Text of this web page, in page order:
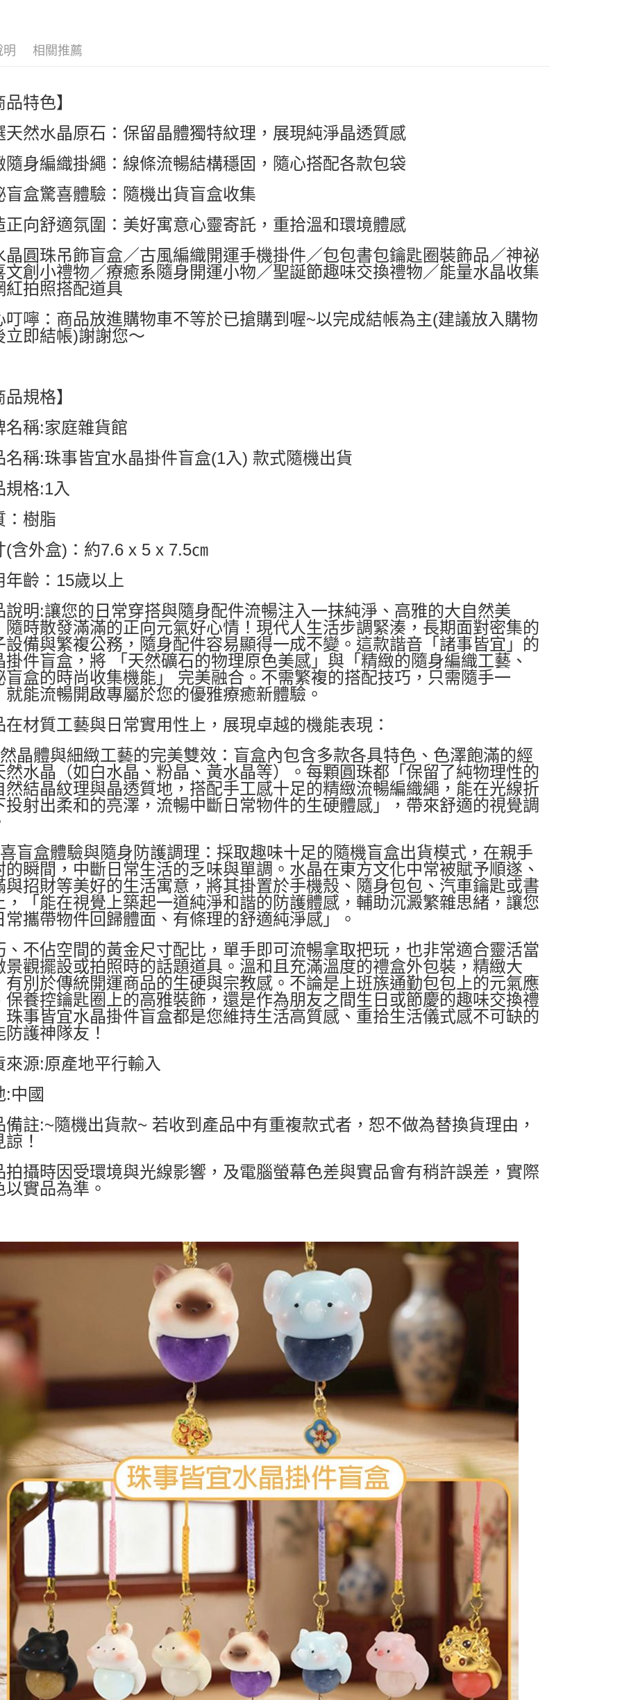
7-11付款取貨
付款後7-11取貨
宅配
每筆NT$80，滿NT$799(含以上)免運費
國家/地區配送0330 查看運費
明 相關推薦
品特色】
天然水晶原石：保留晶體獨特紋理，展現純淨晶透質感
隨身編織掛繩：線條流暢結構穩固，隨心搭配各款包袋
盲盒驚喜體驗：隨機出貨盲盒收集
正向舒適氛圍：美好寓意心靈寄託，重拾溫和環境體感
晶圓珠吊飾盲盒／古風編織開運手機掛件／包包書包鑰匙圈裝飾品／神祕
文創小禮物／療癒系隨身開運小物／聖誕節趣味交換禮物／能量水晶收集
紅拍照搭配道具
叮嚀：商品放進購物車不等於已搶購到喔~以完成結帳為主(建議放入購物
立即結帳)謝謝您～
品規格】
名稱:家庭雜貨館
名稱:珠事皆宜水晶掛件盲盒(1入) 款式隨機出貨
規格:1入
：樹脂
(含外盒)：約7.6 x 5 x 7.5㎝
年齡：15歲以上
說明:讓您的日常穿搭與隨身配件流暢注入一抹純淨、高雅的大自然美
隨時散發滿滿的正向元氣好心情！現代人生活步調緊湊，長期面對密集的
設備與繁複公務，隨身配件容易顯得一成不變。這款諧音「諸事皆宜」的
掛件盲盒，將 「天然礦石的物理原色美感」與「精緻的隨身編織工藝、
盲盒的時尚收集機能」 完美融合。不需繁複的搭配技巧，只需隨手一
就能流暢開啟專屬於您的優雅療癒新體驗。
在材質工藝與日常實用性上，展現卓越的機能表現：
晶體與細緻工藝的完美雙效：盲盒內包含多款各具特色、色澤飽滿的經
然水晶（如白水晶、粉晶、黃水晶等）。每顆圓珠都「保留了純物理性的
然結晶紋理與晶透質地，搭配手工感十足的精緻流暢編織繩，能在光線折
投射出柔和的亮澤，流暢中斷日常物件的生硬體感」，帶來舒適的視覺調
盲盒體驗與隨身防護調理：採取趣味十足的隨機盲盒出貨模式，在親手
的瞬間，中斷日常生活的乏味與單調。水晶在東方文化中常被賦予順遂、
與招財等美好的生活寓意，將其掛置於手機殼、隨身包包、汽車鑰匙或書
，「能在視覺上築起一道純淨和諧的防護體感，輔助沉澱繁雜思緒，讓您
常攜帶物件回歸體面、有條理的舒適純淨感」。
、不佔空間的黃金尺寸配比，單手即可流暢拿取把玩，也非常適合靈活當
景觀擺設或拍照時的話題道具。溫和且充滿溫度的禮盒外包裝，精緻大
有別於傳統開運商品的生硬與宗教感。不論是上班族通勤包包上的元氣應
保養控鑰匙圈上的高雅裝飾，還是作為朋友之間生日或節慶的趣味交換禮
珠事皆宜水晶掛件盲盒都是您維持生活高質感、重拾生活儀式感不可缺的
防護神隊友！
來源:原產地平行輸入
:中國
備註:~隨機出貨款~ 若收到產品中有重複款式者，恕不做為替換貨理由，
！
拍攝時因受環境與光線影響，及電腦螢幕色差與實品會有稍許誤差，實際
以實品為準。